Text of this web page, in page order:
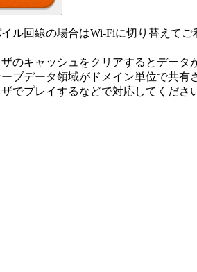
ル回線の場合はWi-Fiに切り替えて
のキャッシュをクリアするとデータ
ブデータ領域がドメイン単位で共
でプレイするなどで対応してくださ